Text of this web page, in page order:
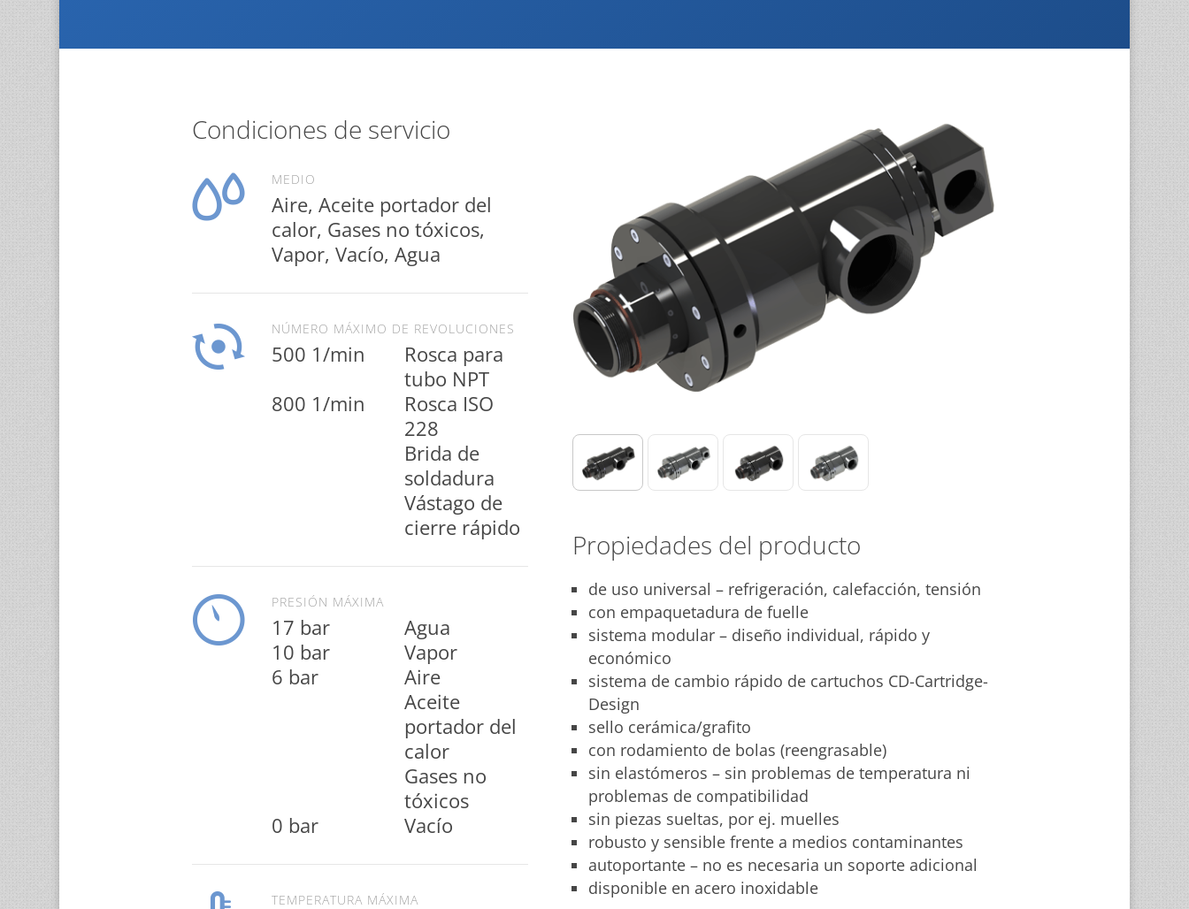
Condiciones de servicio
MEDIO
Aire, Aceite portador del
calor, Gases no tóxicos,
Vapor, Vacío, Agua
NÚMERO MÁXIMO DE REVOLUCIONES
500 1/min
Rosca para
tubo NPT
800 1/min
Rosca ISO
Brida de
Vástago de
cierre rápido
PRESIÓN MÁXIMA
17 bar
Agua
10 bar
Vapor
6 bar
Aceite
portador del
Gases no
tóxicos
0 bar
Vacío
TEMPERATURA MÁXIMA
Propiedades del producto
de uso universal – refrigeración, calefacción, tensión
con empaquetadura de fuelle
sistema modular – diseño individual, rápido y
económico
sistema de cambio rápido de cartuchos CD-Cartridge-
Design
sello cerámica/grafito
con rodamiento de bolas (reengrasable)
sin elastómeros – sin problemas de temperatura ni
problemas de compatibilidad
sin piezas sueltas, por ej. muelles
robusto y sensible frente a medios contaminantes
autoportante – no es necesaria un soporte adicional
disponible en acero inoxidable